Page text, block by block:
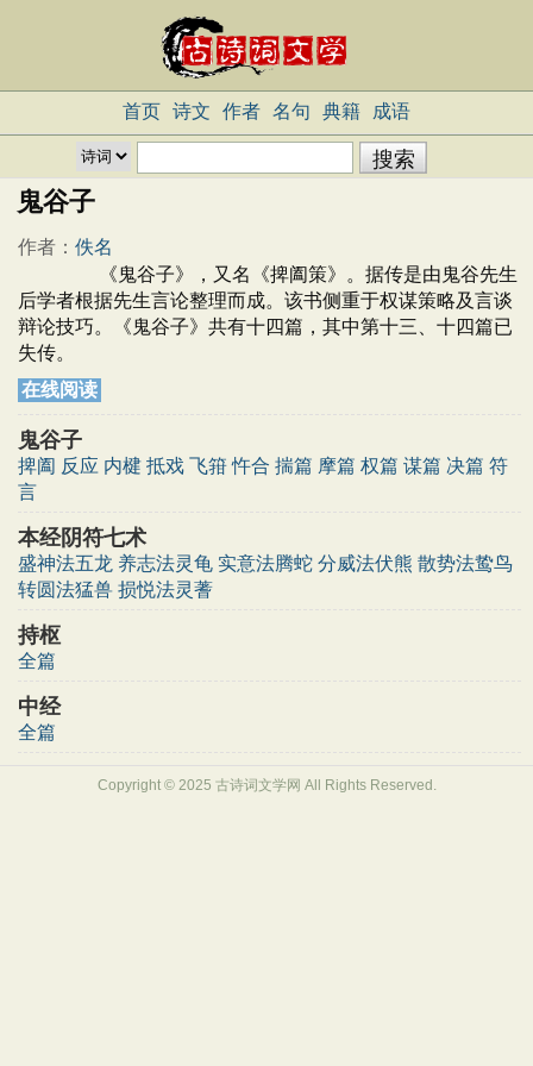
首页 诗文 作者 名句 典籍 成语
鬼谷子
作者： 佚名
《鬼谷子》，又名《捭阖策》。据传是由鬼谷先生
后学者根据先生言论整理而成。该书侧重于权谋策略及言谈
辩论技巧。《鬼谷子》共有十四篇，其中第十三、十四篇已
失传。
在线阅读
鬼谷子
捭阖 反应 内楗 抵戏 飞箝 忤合 揣篇 摩篇 权篇 谋篇 决篇 符
言
本经阴符七术
盛神法五龙 养志法灵龟 实意法腾蛇 分威法伏熊 散势法鸷鸟
转圆法猛兽 损悦法灵蓍
持枢
全篇
中经
全篇
Copyright © 2025 古诗词文学网 All Rights Reserved.